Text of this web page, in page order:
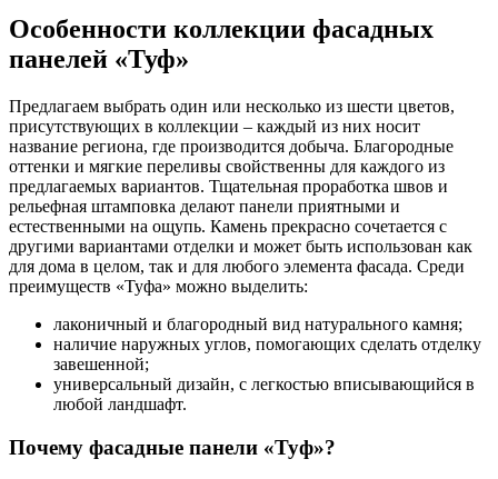
Особенности коллекции фасадных
панелей «Туф»
Предлагаем выбрать один или несколько из шести цветов,
присутствующих в коллекции – каждый из них носит
название региона, где производится добыча. Благородные
оттенки и мягкие переливы свойственны для каждого из
предлагаемых вариантов. Тщательная проработка швов и
рельефная штамповка делают панели приятными и
естественными на ощупь. Камень прекрасно сочетается с
другими вариантами отделки и может быть использован как
для дома в целом, так и для любого элемента фасада. Среди
преимуществ «Туфа» можно выделить:
лаконичный и благородный вид натурального камня;
наличие наружных углов, помогающих сделать отделку
завешенной;
универсальный дизайн, с легкостью вписывающийся в
любой ландшафт.
Почему фасадные панели «Туф»?